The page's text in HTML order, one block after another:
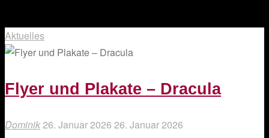
Aktuelles
Flyer und Plakate – Dracula
Dominik26. Januar 2026 26. Januar 2026